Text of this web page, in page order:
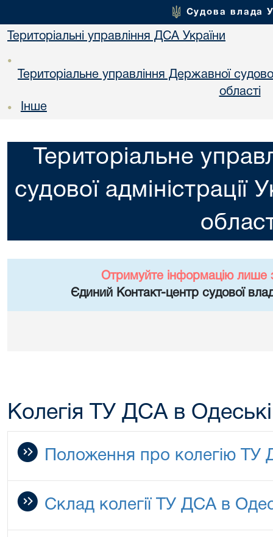
Судова влада
Територіальні управління ДСА України
•
Територіальне управління Державної
областi
• Інше
Територіальне
судової адміністрації
Отримуйте інформацію лише
Єдиний Контакт-центр судової
Колегія ТУ ДСА в
Положення про колегію ТУ
Склад колегії ТУ ДСА в